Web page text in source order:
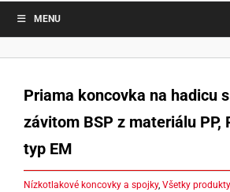
MENU
Priama koncovka na hadicu
závitom BSP z materiálu PP,
typ EM
Nízkotlakové koncovky a spojky, Všetky produkty